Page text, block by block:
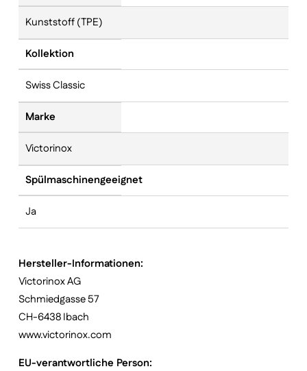
Kunststoff (TPE)
Kollektion
Swiss Classic
Marke
Victorinox
Spülmaschinengeeignet
Ja
Hersteller-Informationen:
Victorinox AG
Schmiedgasse 57
CH-6438 Ibach
www.victorinox.com
EU-verantwortliche Person: